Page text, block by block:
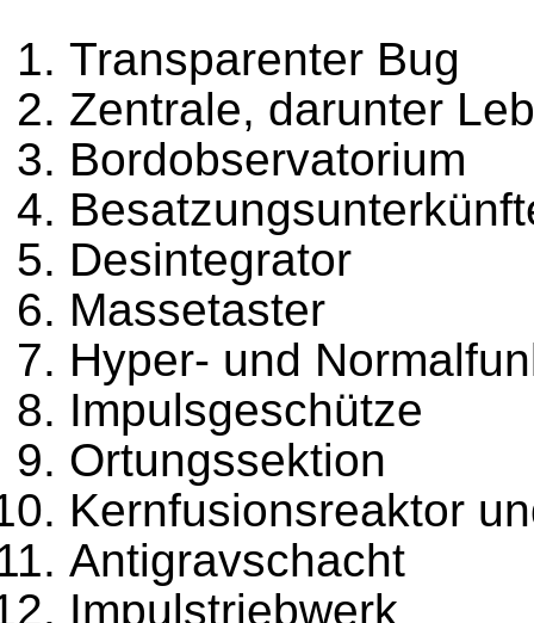
Transparenter Bug
Zentrale, darunter
Bordobservatorium
Desintegrator
Massetaster
Hyper- und
Impulsgeschütze
Ortungssektion
Kernfusionsreaktor
Antigravschacht
Impulstriebwerk